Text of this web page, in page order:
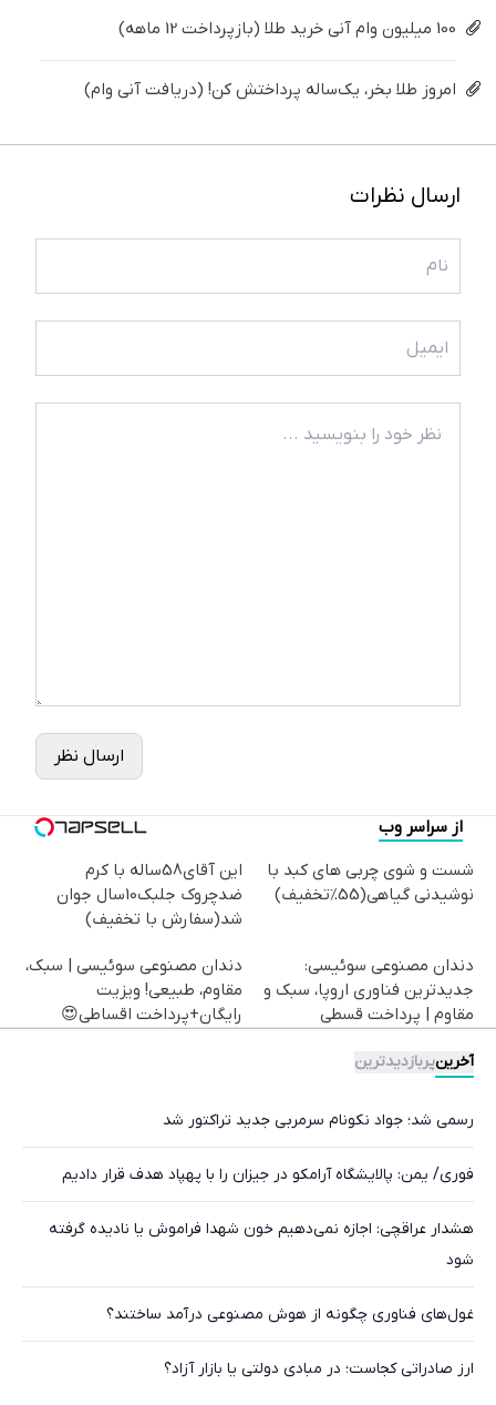
100 میلیون وام آنی خرید طلا (بازپرداخت 12 ماهه)
امروز طلا بخر، یک‌ساله پرداختش کن! (دریافت آنی وام)
ارسال نظرات
ارسال نظر
از سراسر وب
شست و شوی چربی های کبد با
نوشیدنی گیاهی(55%تخفیف)
این آقای58ساله با کرم
ضدچروک جلبک10سال جوان
شد(سفارش با تخفیف)
دندان مصنوعی سوئیسی:
جدیدترین فناوری اروپا، سبک و
مقاوم | پرداخت قسطی
دندان مصنوعی سوئیسی | سبک،
مقاوم، طبیعی! ویزیت
رایگان+پرداخت اقساطی😍
آخرینپربازدیدترین
رسمی شد؛ جواد نکونام سرمربی جدید تراکتور شد
فوری/ یمن: پالایشگاه آرامکو در جیزان را با پهپاد هدف قرار دادیم
هشدار عراقچی: اجازه نمی‌دهیم خون شهدا فراموش یا نادیده گرفته
شود
غول‌های فناوری چگونه از هوش مصنوعی درآمد ساختند؟
ارز صادراتی کجاست؛ در مبادی دولتی یا بازار آزاد؟